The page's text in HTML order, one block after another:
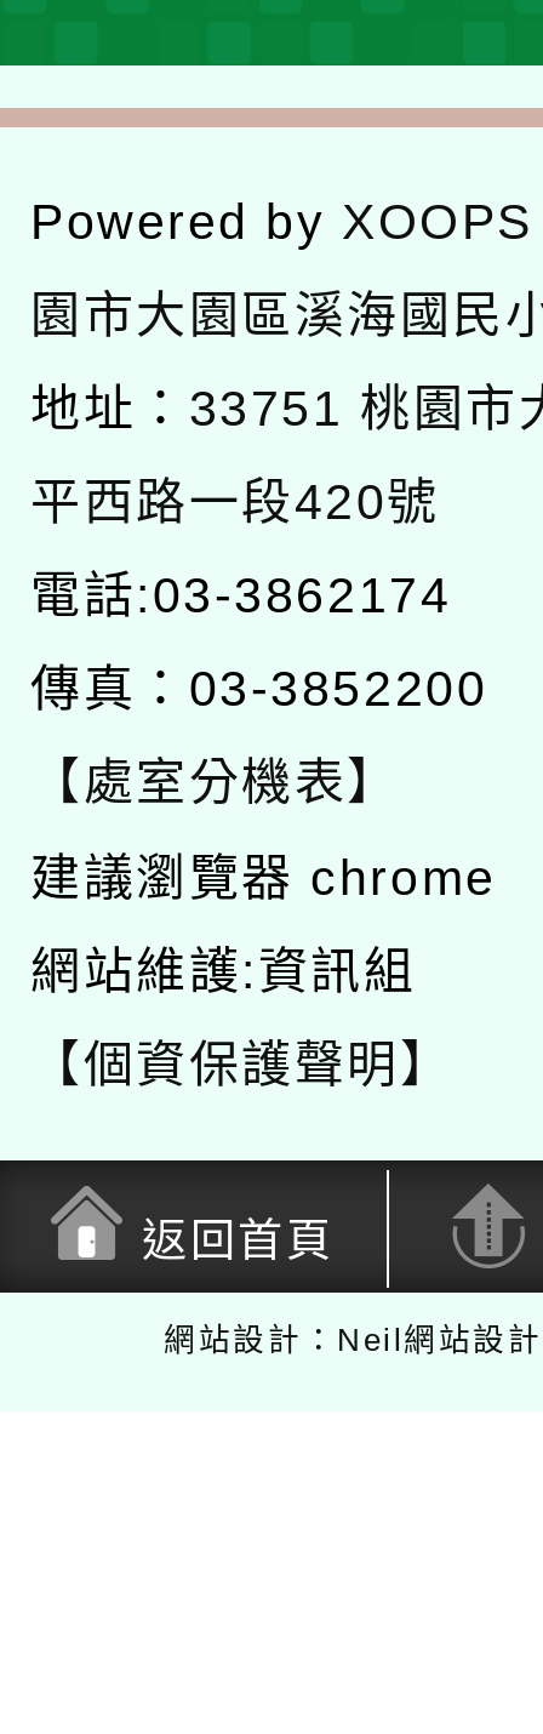
Powered by XOOPS
園市大園區溪海國民
地址： 33751 桃園市
平西路一段420號
電話:03-3862174
傳真：03-3852200
【處室分機表】
建議瀏覽器 chrome
網站維護:資訊組
【個資保護聲明】
返回首頁
網站設計：Neil網站設